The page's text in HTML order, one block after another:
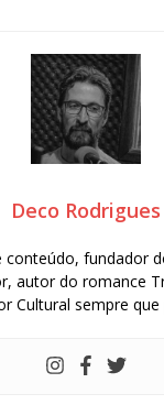
Deco Rodrigues
conteúdo, fundador
autor do romance
Cultural sempre que